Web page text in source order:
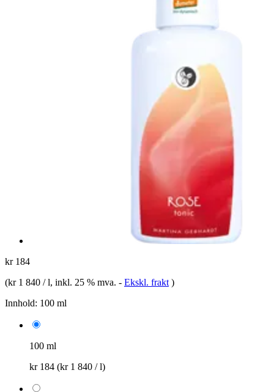
kr 184
(kr 1 840 / l, inkl. 25 % mva. - Ekskl. frakt )
Innhold: 100 ml
100 ml
kr 184 (kr 1 840 / l)